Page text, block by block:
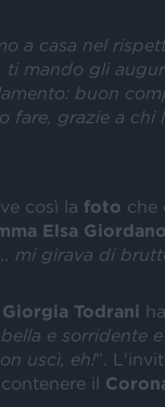
a casa nel
ti mando gli
buon
fare, grazie a chi
così la foto che
Elsa Giordano
mi girava di
Giorgia Todrani
e sorridente
uscì, eh!”.
il